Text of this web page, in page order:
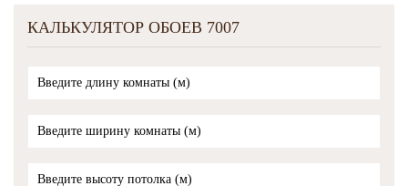
КАЛЬКУЛЯТОР ОБОЕВ 7007